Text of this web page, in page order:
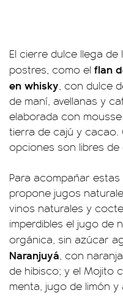
El cierre dulce llega
postres, como el flan
en whisky, con dulce
de maní, avellanas y
elaborada con
tierra de cajú y cacao.
opciones son libres de
Para acompañar
propone jugos
vinos naturales y
imperdibles el jugo de
orgánica, sin azúcar
Naranjuyá, con
de hibisco; y el Mojito
menta, jugo de limón